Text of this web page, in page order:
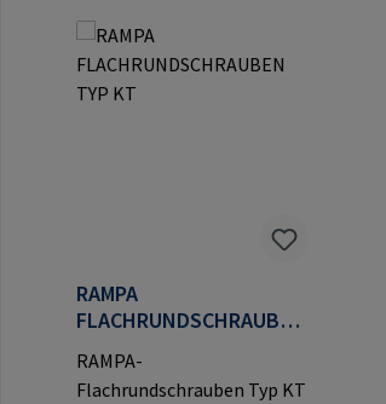
RAMPA
FLACHRUNDSCHRAUBEN
RAMPA-
Flachrundschrauben Typ KT